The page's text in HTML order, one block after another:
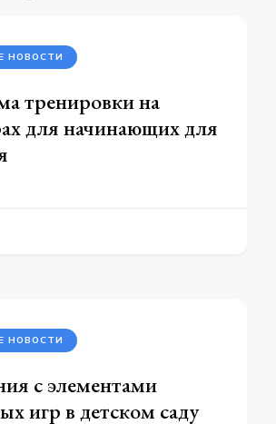
НОВОСТИ
тренировки на
для начинающих для
НОВОСТИ
с элементами
игр в детском саду